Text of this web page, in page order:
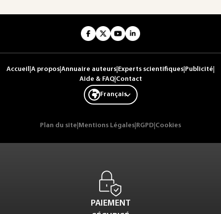
Accueil A propos Annuaire auteurs Experts scientifiques Publicité
Aide & FAQ| Contact
Français
Plan du site Mentions Légales RGPD Cookies
PAIEMENT